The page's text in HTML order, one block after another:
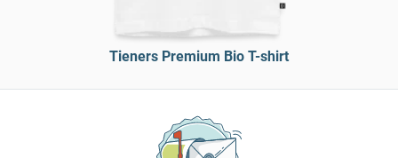
Tieners Premium Bio T-shirt